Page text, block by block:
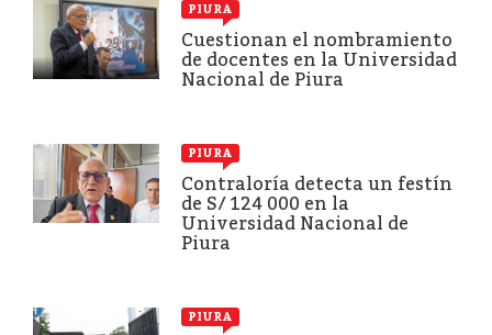
PIURA
Cuestionan el nombramiento
de docentes en la Universidad
Nacional de Piura
PIURA
Contraloría detecta un festín
de S/ 124 000 en la
Universidad Nacional de
Piura
PIURA